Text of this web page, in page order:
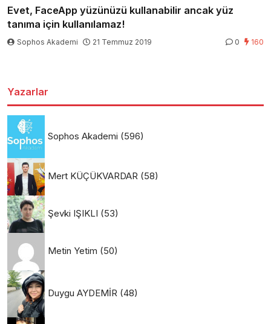
Evet, FaceApp yüzünüzü kullanabilir ancak yüz
tanıma için kullanılamaz!
Sophos Akademi 21 Temmuz 2019 0 160
Yazarlar
Sophos Akademi (596)
Mert KÜÇÜKVARDAR (58)
Şevki IŞIKLI (53)
Metin Yetim (50)
Duygu AYDEMİR (48)